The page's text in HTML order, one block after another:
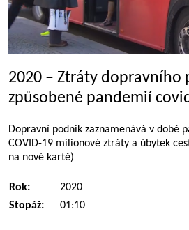
2020 – Ztráty dopravního
způsobené pandemií
Dopravní podnik zaznamenává v době
COVID-19 milionové ztráty a úbytek
na nové kartě)
Rok:
2020
Stopáž:
01:10